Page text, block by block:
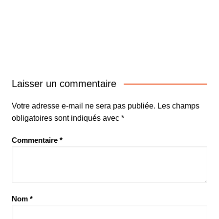
Laisser un commentaire
Votre adresse e-mail ne sera pas publiée. Les champs
obligatoires sont indiqués avec *
Commentaire *
Nom *